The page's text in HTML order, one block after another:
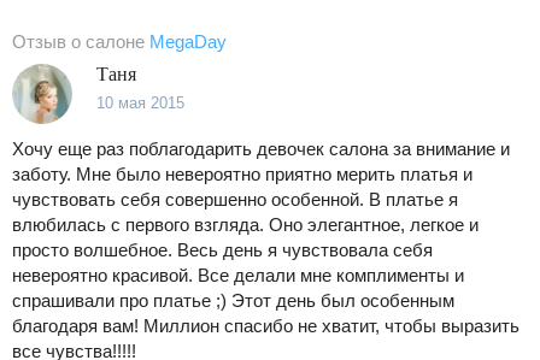
Отзыв о салоне MegaDay
Таня
10 мая 2015
Хочу еще раз поблагодарить девочек салона за внимание и
заботу. Мне было невероятно приятно мерить платья и
чувствовать себя совершенно особенной. В платье я
влюбилась с первого взгляда. Оно элегантное, легкое и
просто волшебное. Весь день я чувствовала себя
невероятно красивой. Все делали мне комплименты и
спрашивали про платье ;) Этот день был особенным
благодаря вам! Миллион спасибо не хватит, чтобы выразить
все чувства!!!!!